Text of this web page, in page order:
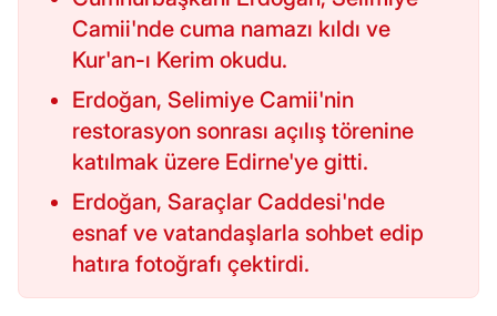
Camii'nde cuma namazı kıldı ve
Kur'an-ı Kerim okudu.
Erdoğan, Selimiye Camii'nin
restorasyon sonrası açılış törenine
katılmak üzere Edirne'ye gitti.
Erdoğan, Saraçlar Caddesi'nde
esnaf ve vatandaşlarla sohbet edip
hatıra fotoğrafı çektirdi.